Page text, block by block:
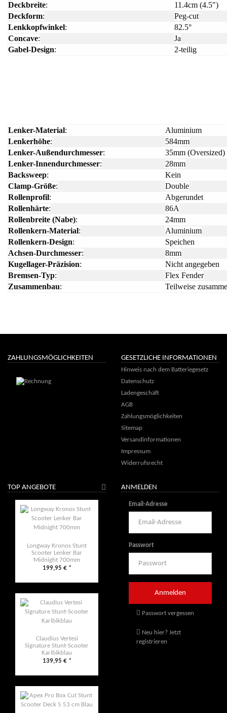
Deckbreite:
11.4cm (4.5")
Deckform:
Peg-cut
Lenkkopfwinkel:
82.5°
Concave:
Ja
Gabel-Design: 2-teilig
Lenker-Material:
Aluminium
Lenkerhöhe:
584mm
Lenker-Außendurchmesser:
35mm (Oversized)
Lenker-Innendurchmesser:
28mm
Backsweep:
Kein
Clamp-Größe:
Double
Rollenprofil:
Abgerundet
Rollenhärte:
86A
Rollenbreite (Nabe):
24mm
Rollenkern-Material:
Aluminium
Rollenkern-Design:
Speichen
Achsen-Durchmesser:
8mm
Kugellager-Präzision:
Nicht angegeben
Bremsen-Typ:
Flex Fender
Zusammenbau: Teilweise
ZAHLUNGSMÖGLICHKEITEN GESETZLICHE INFORMATIONEN
Hinweis nach dem Batteriegesetz
Datenschutz
Ladengeschäft
AGB
Zahlungsmöglichkeiten
Sitemap
Versandinformationen
Impressum
Widerrufsrecht
TOP ANGEBOTE
Longway Kronos Stunt
Scooter Lenker Bar
Midnight 700mm
199,95 € *
Claudius Vertesi
Signature Stunt-Scooter
Karibikblau
139,95 € *
ANMELDEN
Email-Adresse
Passwort
Passwort vergessen
Neu hier? Jetzt
registrieren